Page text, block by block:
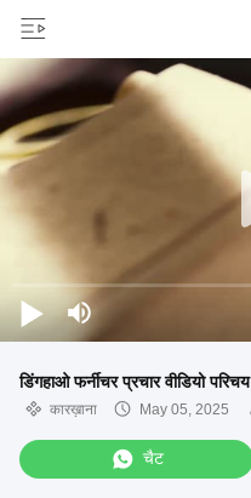
डिंगहाओ फर्नीचर प्रचार वीडियो परिचय
कारख़ाना May 05, 2025
चैट